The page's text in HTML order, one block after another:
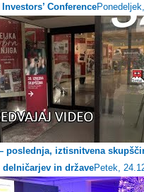
Conference
– poslednja, iztisnitvena
delničarjev in državePetek,